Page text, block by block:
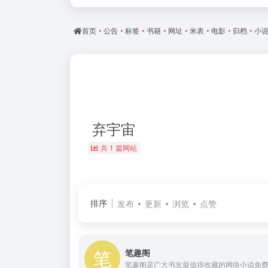
首页 • 公告 • 标签 • 书籍 • 网址 • 米表 • 电影 • 归档 • 小说
弃宇宙
共 1 篇网站
排序 发布 更新 浏览 点赞
笔趣阁